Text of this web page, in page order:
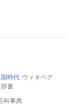
時代 ウィキペデ
書
科事典